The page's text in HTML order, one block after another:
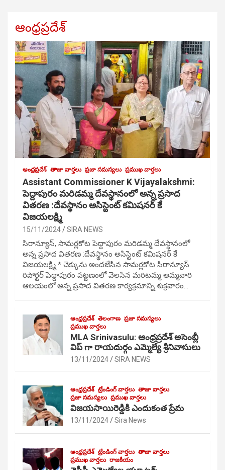
ఆంధ్రప్రదేశ్
ఆంధ్రప్రదేశ్ తాజా వార్తలు ప్రజా సమస్యలు ప్రముఖ వార్తలు
Assistant Commissioner K Vijayalakshmi:
పెద్దాపురం మరిడమ్మ దేవస్థానంలో అన్న ప్రసాద
వితరణ :దేవస్థానం అసిస్టెంట్ కమిషనర్ కే
విజయలక్ష్మి
15/11/2024 SIRA NEWS
సిరాన్యూస్, సామర్లకోట పెద్దాపురం మరిడమ్మ దేవస్థానంలో
అన్న ప్రసాద వితరణ :దేవస్థానం అసిస్టెంట్ కమిషనర్ కే
విజయలక్ష్మి * చెక్కును అందజేసిన సామర్లకోట సిరాన్యూస్
రిపోర్టర్ పెద్దాపురం పట్టణంలో వెలసిన మరిటమ్మ అమ్మవారి
ఆలయంలో అన్న ప్రసాద వితరణ కార్యక్రమాన్ని శుక్రవారం…
ఆంధ్రప్రదేశ్ తెలంగాణ ప్రజా సమస్యలు
ప్రముఖ వార్తలు
MLA Srinivasulu: ఆంధ్రప్రదేశ్ అసెంబ్లీ
విప్ గా రాయదుర్గం ఎమ్మెల్యే శ్రీనివాసులు
13/11/2024 SIRA NEWS
ఆంధ్రప్రదేశ్ ట్రేండింగ్ వార్తలు తాజా వార్తలు
ప్రజా సమస్యలు ప్రముఖ వార్తలు
విజయసాయిరెడ్డికి ఎందుకంత ప్రేమ
13/11/2024 Sira News
ఆంధ్రప్రదేశ్ ట్రేండింగ్ వార్తలు తాజా వార్తలు
ప్రముఖ వార్తలు రాజకీయం